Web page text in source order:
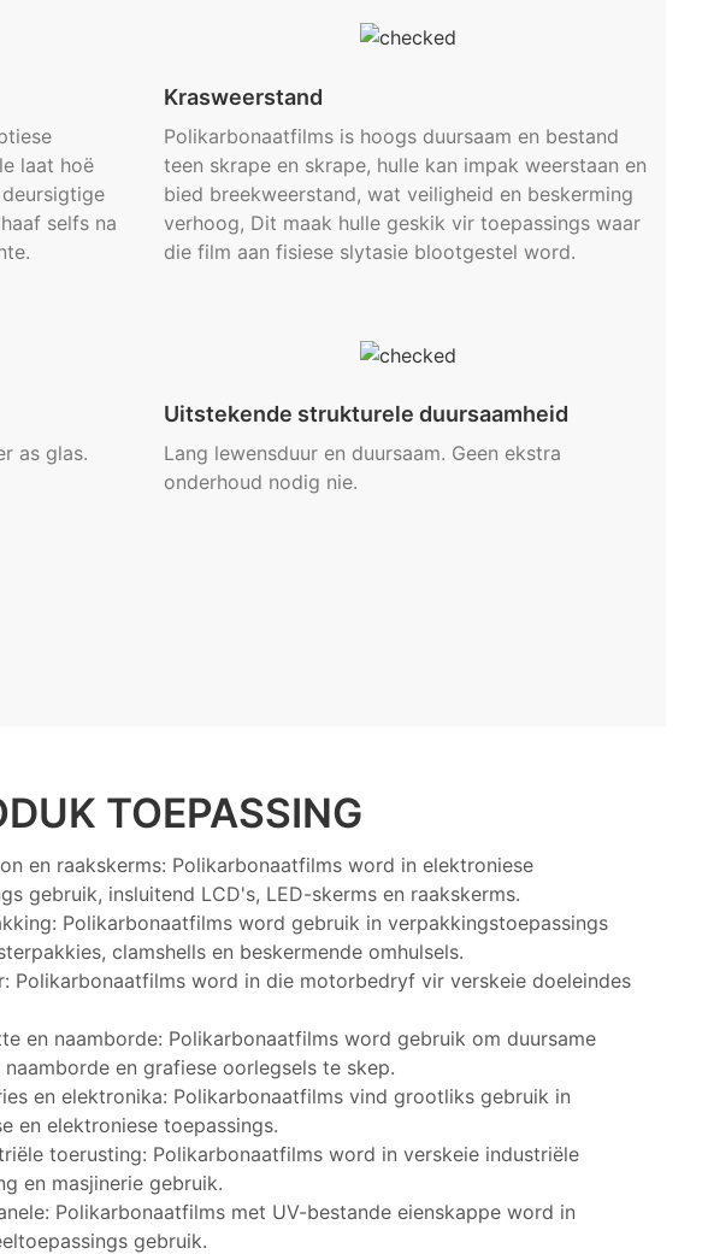
laat hoë
selfs na
Krasweerstand
Polikarbonaatfilms is hoogs duursaam en bestand
teen skrape en skrape, hulle kan impak weerstaan ​​en
bied breekweerstand, wat veiligheid en beskerming
verhoog, Dit maak hulle geskik vir toepassings waar
die film aan fisiese slytasie blootgestel word.
as glas.
Uitstekende strukturele duursaamheid
Lang lewensduur en duursaam. Geen ekstra
onderhoud nodig nie.
TOEPASSING
en raakskerms: Polikarbonaatfilms word in elektroniese
gebruik, insluitend LCD's, LED-skerms en raakskerms.
Polikarbonaatfilms word gebruik in verpakkingstoepassings
clamshells en beskermende omhulsels.
Polikarbonaatfilms word in die motorbedryf vir verskeie doeleindes
en naamborde: Polikarbonaatfilms word gebruik om duursame
en grafiese oorlegsels te skep.
en elektronika: Polikarbonaatfilms vind grootliks gebruik in
en elektroniese toepassings.
toerusting: Polikarbonaatfilms word in verskeie industriële
en masjinerie gebruik.
Polikarbonaatfilms met UV-bestande eienskappe word in
gebruik.